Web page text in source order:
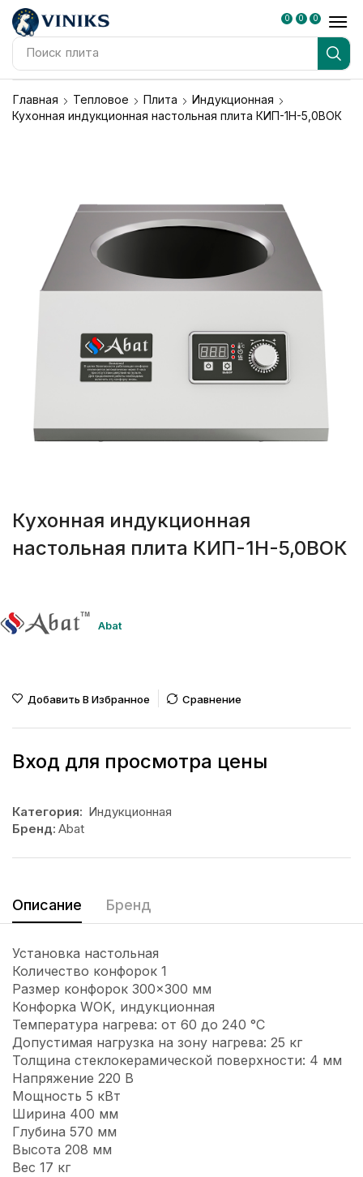
Поиск плита
0 0 0
Главная Тепловое Плита
Индукционная
Кухонная индукционная настольная плита КИП-1Н-5,0ВОК
Кухонная индукционная
настольная плита КИП-1Н-5,0ВОК
Abat
Добавить В Избранное Сравнение
Вход для просмотра цены
Категория: Индукционная
Бренд: Abat
Описание Бренд
Установка настольная
Количество конфорок 1
Размер конфорок 300×300 мм
Конфорка WOK, индукционная
Температура нагрева: от 60 до 240 °C
Допустимая нагрузка на зону нагрева: 25 кг
Толщина стеклокерамической поверхности: 4 мм
Напряжение 220 В
Мощность 5 кВт
Ширина 400 мм
Глубина 570 мм
Высота 208 мм
Вес 17 кг